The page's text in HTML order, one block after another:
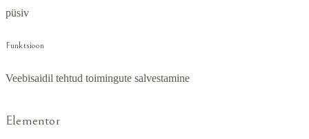
püsiv
Funktsioon
Veebisaidil tehtud toimingute salvestamine
Elementor